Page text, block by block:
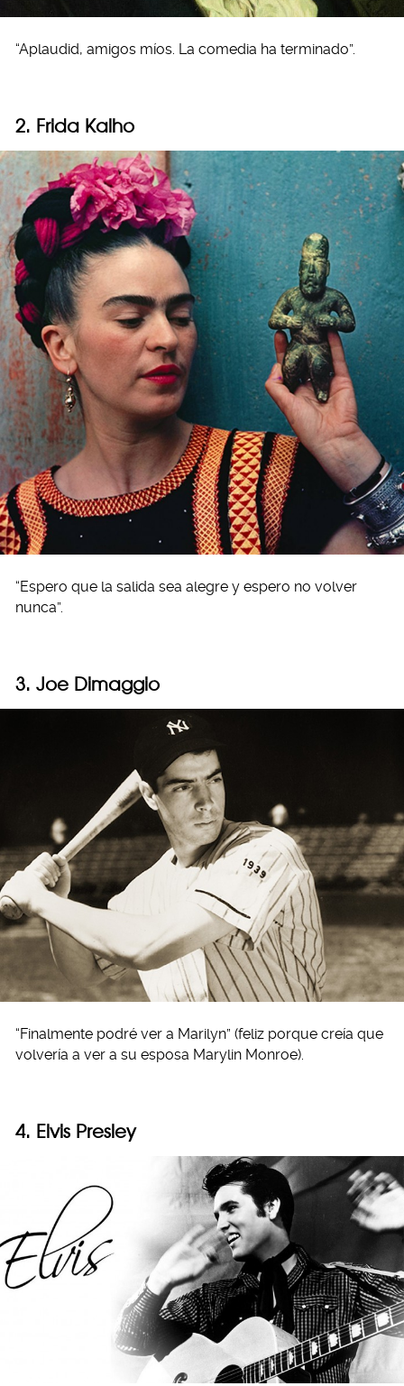
“Aplaudid, amigos míos. La comedia ha terminado”.
2. Frida Kalho
“Espero que la salida sea alegre y espero no volver
nunca”.
3. Joe Dimaggio
“Finalmente podré ver a Marilyn” (feliz porque creía que
volvería a ver a su esposa Marylin Monroe).
4. Elvis Presley